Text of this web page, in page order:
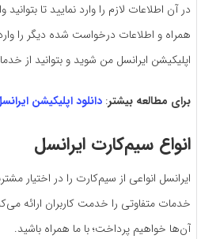
در آن اطلاعات لازم را وارد نمایید تا
همراه و اطلاعات درخواست شده دیگر را
اپلیکیشن ایرانسل من شوید و بتوانید از
برای مطالعه بیشتر: دانلود اپلیکیشن
انواع سیم‌کارت ایرانسل
ایرانسل انواعی از سیم‌‌کارت را در اختیار
خدمات متفاوتی را خدمت کاربران ارائه
آن‌‌ها خواهیم پرداخت؛ با ما همراه باشید.